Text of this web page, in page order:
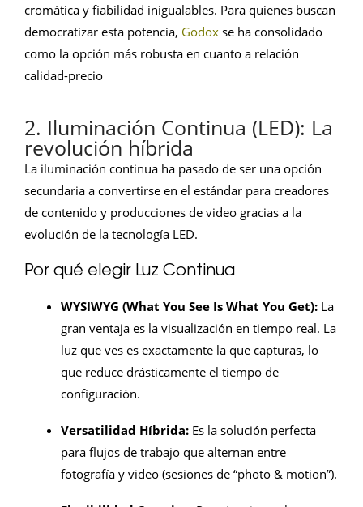
cromática y fiabilidad inigualables. Para quienes buscan
democratizar esta potencia, Godox se ha consolidado
como la opción más robusta en cuanto a relación
calidad-precio
2. Iluminación Continua (LED): La
revolución híbrida
La iluminación continua ha pasado de ser una opción
secundaria a convertirse en el estándar para creadores
de contenido y producciones de video gracias a la
evolución de la tecnología LED.
Por qué elegir Luz Continua
WYSIWYG (What You See Is What You Get): La
gran ventaja es la visualización en tiempo real. La
luz que ves es exactamente la que capturas, lo
que reduce drásticamente el tiempo de
configuración.
Versatilidad Híbrida: Es la solución perfecta
para flujos de trabajo que alternan entre
fotografía y video (sesiones de “photo & motion”).